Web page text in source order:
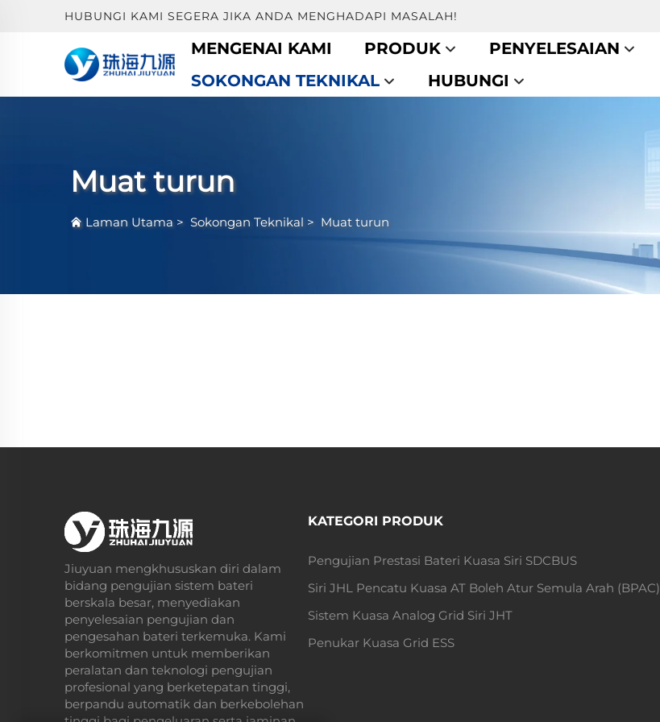
HUBUNGI KAMI SEGERA JIKA ANDA MENGHADAPI MASALAH!
MENGENAI KAMI PRODUK PENYELESAIAN
SOKONGAN TEKNIKAL
HUBUNGI
Muat turun
Laman Utama > Sokongan Teknikal > Muat turun
Jiuyuan mengkhususkan diri dalam
bidang pengujian sistem bateri
berskala besar, menyediakan
penyelesaian pengujian dan
pengesahan bateri terkemuka. Kami
berkomitmen untuk memberikan
peralatan dan teknologi pengujian
profesional yang berketepatan tinggi,
berpandu automatik dan berkebolehan
KATEGORI PRODUK
Pengujian Prestasi Bateri Kuasa Siri SDCBUS
Siri JHL Pencatu Kuasa AT Boleh Atur Semula Arah (BPAC)
Sistem Kuasa Analog Grid Siri JHT
Penukar Kuasa Grid ESS